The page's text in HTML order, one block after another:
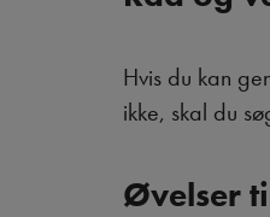
Hvis du kan
ikke, skal du
Øvelser